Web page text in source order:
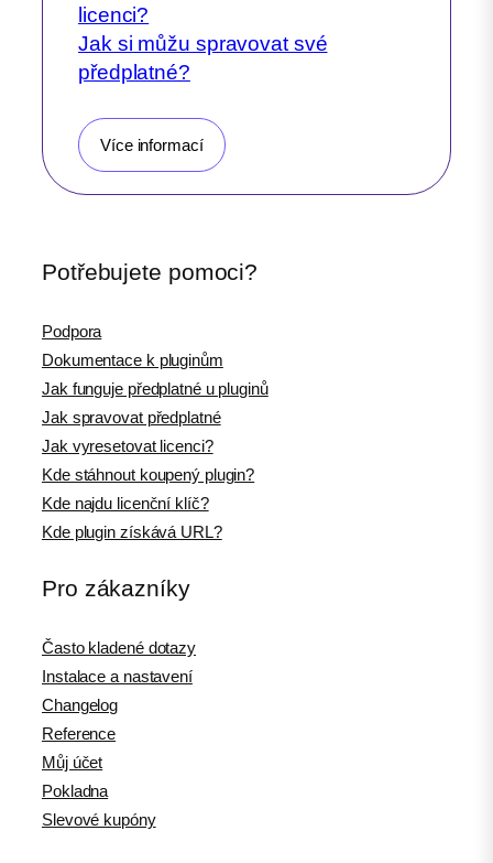
licenci?
Jak si můžu spravovat své
předplatné?
Více informací
Potřebujete pomoci?
Podpora
Dokumentace k pluginům
Jak funguje předplatné u pluginů
Jak spravovat předplatné
Jak vyresetovat licenci?
Kde stáhnout koupený plugin?
Kde najdu licenční klíč?
Kde plugin získává URL?
Pro zákazníky
Často kladené dotazy
Instalace a nastavení
Changelog
Reference
Můj účet
Pokladna
Slevové kupóny